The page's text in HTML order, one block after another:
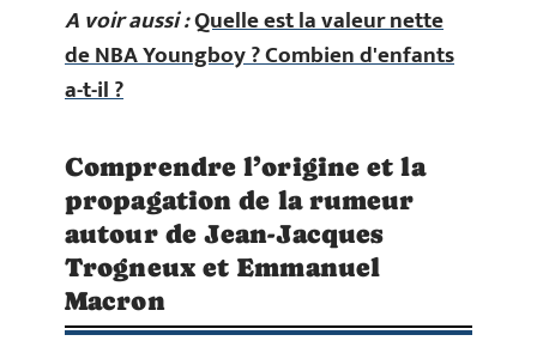
A voir aussi :Quelle est la valeur nette
de NBA Youngboy ? Combien d'enfants
a-t-il ?
Comprendre l’origine et la
propagation de la rumeur
autour de Jean-Jacques
Trogneux et Emmanuel
Macron